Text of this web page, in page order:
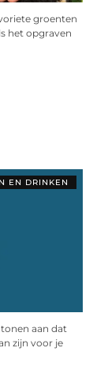
groenten
het opgraven
EN DRINKEN
aan dat
zijn voor je